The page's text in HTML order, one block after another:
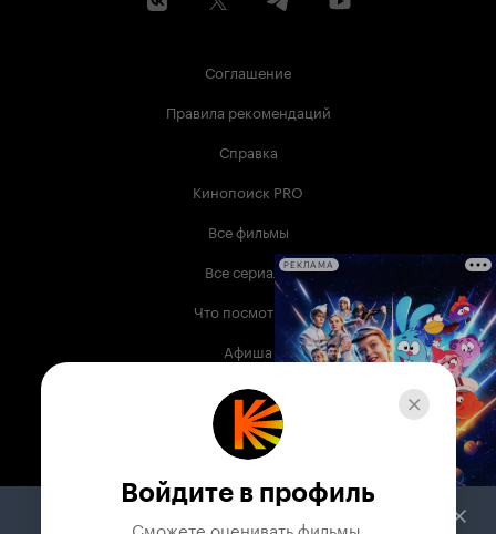
Соглашение
Правила рекомендаций
Справка
Кинопоиск PRO
Все фильмы
Все сериалы
Что посмотреть
Афиша
Музыка
Телепрограмма
Служба поддержки
РЕКЛАМА
Войдите в профиль
Сможете оценивать фильмы,